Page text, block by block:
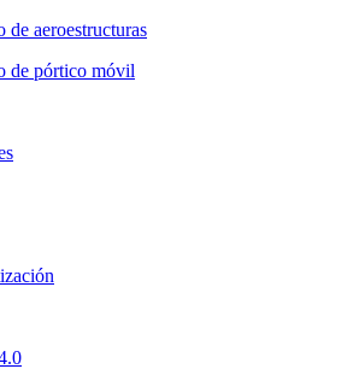
de aeroestructuras
de pórtico móvil